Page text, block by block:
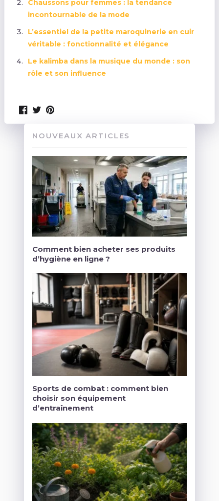
Chaussons pour femmes : la tendance
incontournable de la mode
L’essentiel de la petite maroquinerie en cuir
véritable : fonctionnalité et élégance
Le kalimba dans la musique du monde : son
rôle et son influence
NOUVEAUX ARTICLES
Comment bien acheter ses produits
d’hygiène en ligne ?
Sports de combat : comment bien
choisir son équipement
d’entraînement